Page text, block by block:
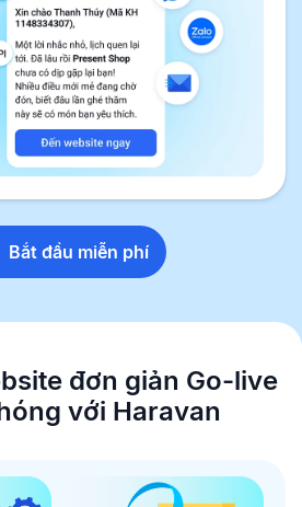
Bắt đầu miễn phí
đơn giản Go-live
với Haravan